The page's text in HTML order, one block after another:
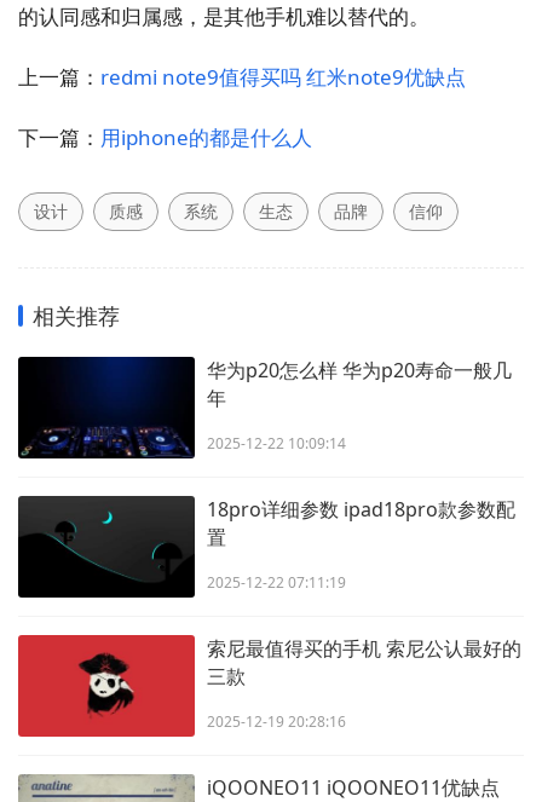
的认同感和归属感，是其他手机难以替代的。
上一篇： redmi note9值得买吗 红米note9优缺点
下一篇： 用iphone的都是什么人
设计 质感 系统 生态 品牌 信仰
相关推荐
华为p20怎么样 华为p20寿命一般几
年
2025-12-22 10:09:14
18pro详细参数 ipad18pro款参数配
置
2025-12-22 07:11:19
索尼最值得买的手机 索尼公认最好的
三款
2025-12-19 20:28:16
iQOONEO11 iQOONEO11优缺点